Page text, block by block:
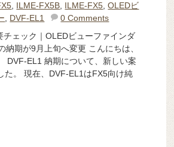
ILME-FX5B ILME-FX5 ,OLEDビ
DVF-EL1
0 Comments
チェック｜OLEDビューファインダ
納期が9月上旬へ変更 こんにちは、
DVF-EL1 納期について、新しい案
た。 現在、DVF-EL1はFX5向け純